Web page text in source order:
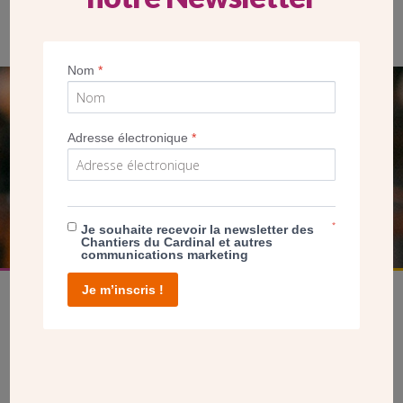
l’entretien de l’église, un projet artistique autour de la lumière a
SEUL VOTRE DON
NOUS PERMET D’AGIR
FAIRE UN DON
Nom*
Adresse électronique*
Je souhaite recevoir la newsletter des
Chantiers du Cardinal et autres
communications marketing
*
Je m’inscris !